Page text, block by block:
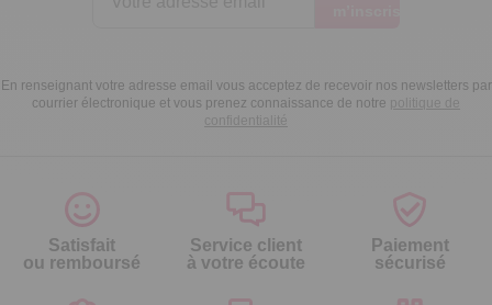
En renseignant votre adresse email vous acceptez de recevoir nos newsletters par
courrier électronique et vous prenez connaissance de notre politique de
confidentialité
Satisfait
ou remboursé
Service client
à votre écoute
Paiement
sécurisé